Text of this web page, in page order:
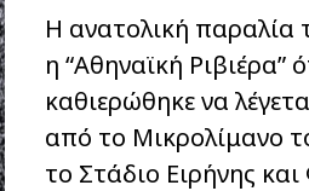
Η ανατολική παραλία
η “Αθηναϊκή Ριβιέρα”
καθιερώθηκε να
από το Μικρολίμανο
το Στάδιο Ειρήνης